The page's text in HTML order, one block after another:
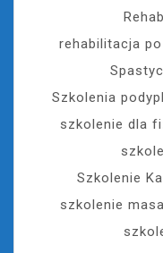
rehabilitacja
Szkolenia
szkolenie dla
Szkolenie
szkolenie